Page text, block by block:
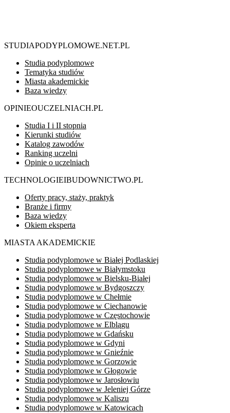
STUDIAPODYPLOMOWE.NET.PL
Studia podyplomowe
Tematyka studiów
Miasta akademickie
Baza wiedzy
OPINIEOUCZELNIACH.PL
Studia I i II stopnia
Kierunki studiów
Katalog zawodów
Ranking uczelni
Opinie o uczelniach
TECHNOLOGIEIBUDOWNICTWO.PL
Oferty pracy, staży, praktyk
Branże i firmy
Baza wiedzy
Okiem eksperta
MIASTA AKADEMICKIE
Studia podyplomowe w Białej Podlaskiej
Studia podyplomowe w Białymstoku
Studia podyplomowe w Bielsku-Białej
Studia podyplomowe w Bydgoszczy
Studia podyplomowe w Chełmie
Studia podyplomowe w Ciechanowie
Studia podyplomowe w Częstochowie
Studia podyplomowe w Elblągu
Studia podyplomowe w Gdańsku
Studia podyplomowe w Gdyni
Studia podyplomowe w Gnieźnie
Studia podyplomowe w Gorzowie
Studia podyplomowe w Głogowie
Studia podyplomowe w Jarosłowiu
Studia podyplomowe w Jeleniej Górze
Studia podyplomowe w Kaliszu
Studia podyplomowe w Katowicach